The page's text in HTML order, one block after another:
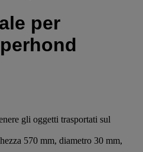
per
gli oggetti trasportati sul
570 mm, diametro 30 mm,